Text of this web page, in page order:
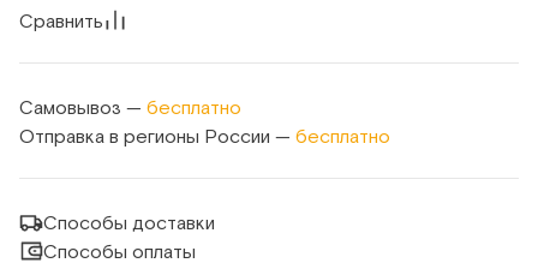
Сравнить
Самовывоз — бесплатно
Отправка в регионы России — бесплатно
Способы доставки
Способы оплаты